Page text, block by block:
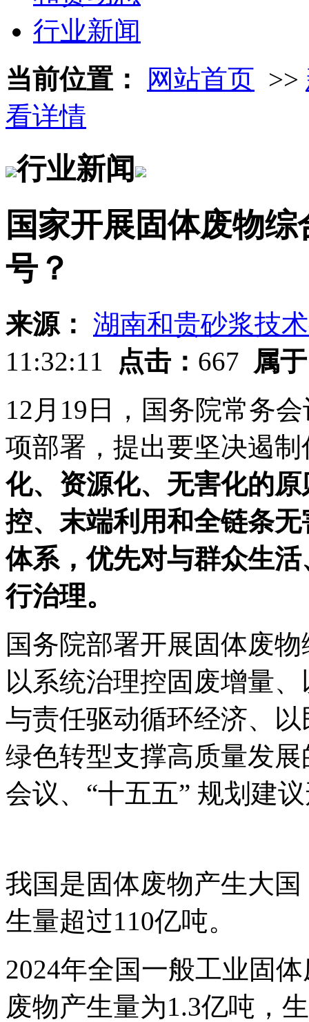
行业新闻
当前位置：
网站首页 >>
看详情
行业新闻
国家开展固体废物
号？
来源： 湖南和贵砂浆技
11:32:11
点击： 667 属
12月19日，国务院常务
项部署，提出要坚决遏
化、资源化、无害化的
控、末端利用和全链条
体系，优先对与群众生
行治理。
国务院部署开展固体废
以系统治理控固废增量
与责任驱动循环经济、
绿色转型支撑高质量发
会议、 “十五五” 规划建
我国是固体废物产生大
生量超过110亿吨。‌
2024年全国一般工业固
废物产生量为1.3亿吨，